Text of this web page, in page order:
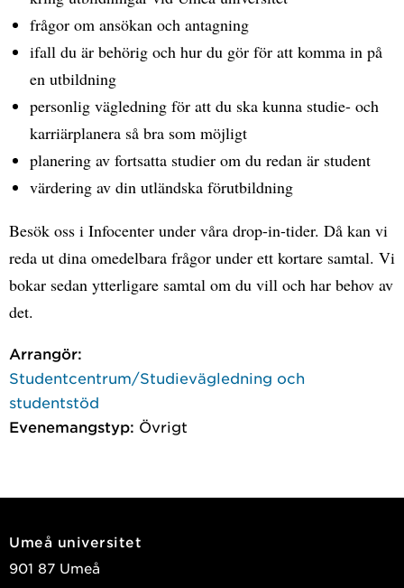
frågor om ansökan och antagning
ifall du är behörig och hur du gör för att komma in på
en utbildning
personlig vägledning för att du ska kunna studie- och
karriärplanera så bra som möjligt
planering av fortsatta studier om du redan är student
värdering av din utländska förutbildning
Besök oss i Infocenter under våra drop-in-tider. Då kan vi
reda ut dina omedelbara frågor under ett kortare samtal. Vi
bokar sedan ytterligare samtal om du vill och har behov av
det.
Arrangör:
Studentcentrum/Studievägledning och
studentstöd
Evenemangstyp: Övrigt
Umeå universitet
901 87 Umeå